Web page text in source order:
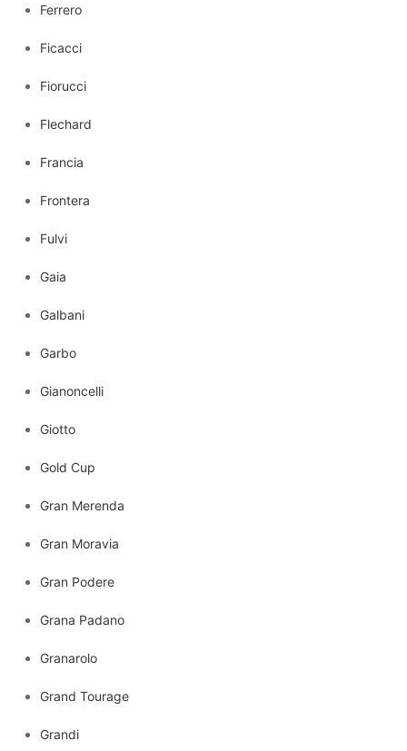
Ferrero
Ficacci
Fiorucci
Flechard
Francia
Frontera
Fulvi
Gaia
Galbani
Garbo
Gianoncelli
Giotto
Gold Cup
Gran Merenda
Gran Moravia
Gran Podere
Grana Padano
Granarolo
Grand Tourage
Grandi